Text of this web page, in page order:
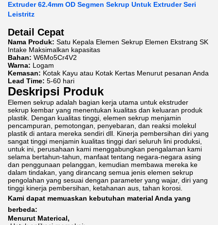
Extruder 62.4mm OD Segmen Sekrup Untuk Extruder Seri
Leistritz
Detail Cepat
Nama Produk: Satu Kepala Elemen Sekrup Elemen Ekstrang SK
Intake Maksimalkan kapasitas
Bahan: W6Mo5Cr4V2
Warna: Logam
Kemasan: Kotak Kayu atau Kotak Kertas Menurut pesanan Anda
Lead Time: 5-60 hari
Deskripsi Produk
Elemen sekrup adalah bagian kerja utama untuk ekstruder
sekrup kembar yang menentukan kualitas dan keluaran produk
plastik. Dengan kualitas tinggi, elemen sekrup menjamin
pencampuran, pemotongan, penyebaran, dan reaksi molekul
plastik di antara mereka sendiri dll. Kinerja pembersihan diri yang
sangat tinggi menjamin kualitas tinggi dari seluruh lini produksi,
untuk ini, perusahaan kami menggabungkan pengalaman kami
selama bertahun-tahun, manfaat tentang negara-negara asing
dan penggunaan pelanggan, kemudian membawa mereka ke
dalam tindakan, yang dirancang semua jenis elemen sekrup
pengolahan yang sesuai dengan parameter yang wajar, diri yang
tinggi kinerja pembersihan, ketahanan aus, tahan korosi.
Kami dapat memuaskan kebutuhan material Anda yang
berbeda:
Menurut Materical,